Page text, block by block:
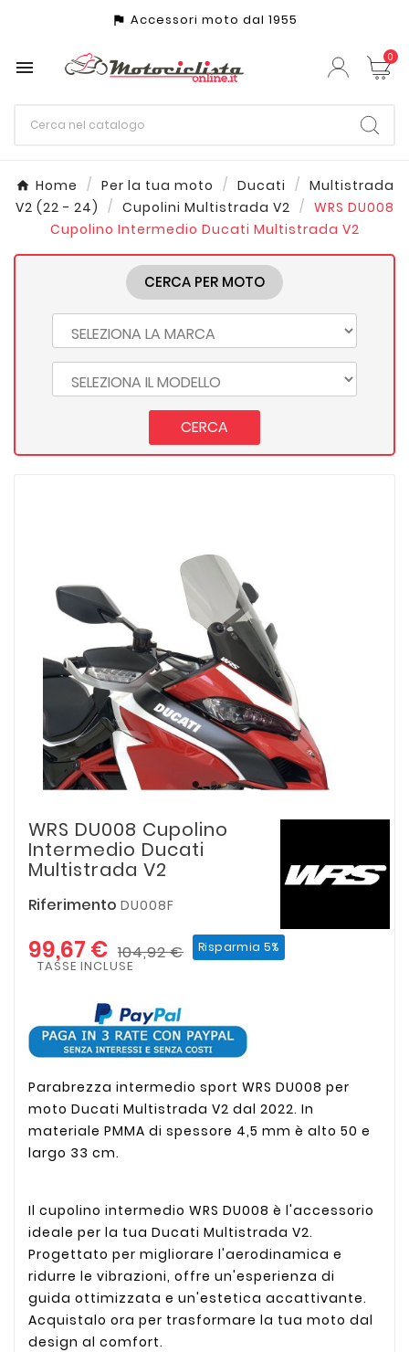
assistant_photo Accessori moto dal 1955
 0
Home Per la tua moto Ducati
Multistrada
V2 (22 - 24)
Cupolini Multistrada V2
WRS DU008
Cupolino Intermedio Ducati Multistrada V2
CERCA PER MOTO
CERCA
WRS DU008 Cupolino
Intermedio Ducati
Multistrada V2
Riferimento DU008F
99,67 € 104,92 € Risparmia 5%
TASSE INCLUSE
Parabrezza intermedio sport WRS DU008 per
moto Ducati Multistrada V2 dal 2022. In
materiale PMMA di spessore 4,5 mm è alto 50 e
largo 33 cm.
Il cupolino intermedio WRS DU008 è l'accessorio
ideale per la tua Ducati Multistrada V2.
Progettato per migliorare l'aerodinamica e
ridurre le vibrazioni, offre un'esperienza di
guida ottimizzata e un'estetica accattivante.
Acquistalo ora per trasformare la tua moto dal
design al comfort.